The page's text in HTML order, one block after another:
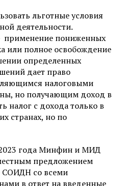
льготные условия
деятельности.
применение пониженных
или полное освобождение
определенных
дает право
налоговыми
но получающим доход в
налог с дохода только в
странах, но по
2023 года Минфин и МИД
предложением
СОИДН со всеми
в ответ на введенные